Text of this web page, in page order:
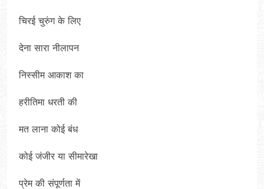
चिरई चुरुंग के लिए
देना सारा नीलापन
निस्सीम आकाश का
हरीतिमा धरती की
मत लाना कोई बंध
कोई जंजीर या सीमारेखा
प्रेम की संपूर्णता में